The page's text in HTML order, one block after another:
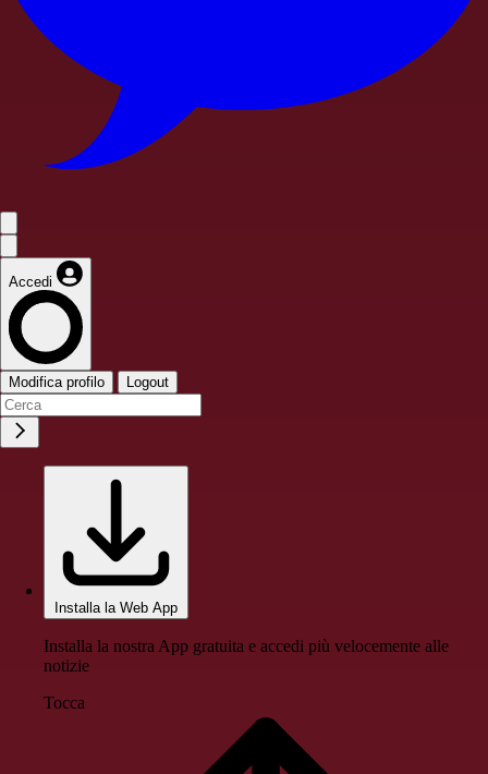
Accedi
Modifica profilo Logout
Installa la Web App
Installa la nostra App gratuita e accedi più velocemente alle
notizie
Tocca